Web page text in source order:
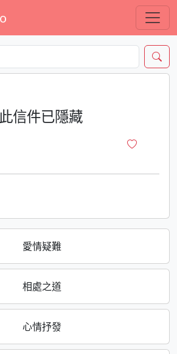
愛情疑難
相處之道
心情抒發
此信件已隱藏